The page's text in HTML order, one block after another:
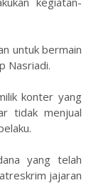
untuk bermain
Nasriadi.
konter yang
tidak menjual
yang telah
jajaran